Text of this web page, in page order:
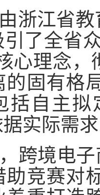
浙江省
了全省
心理念
的固有格
括自主
实际需
跨境电
助竞赛对